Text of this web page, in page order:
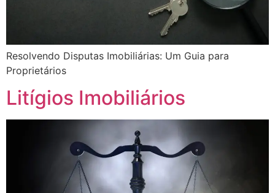
Resolvendo Disputas Imobiliárias: Um Guia para
Proprietários
Litígios Imobiliários